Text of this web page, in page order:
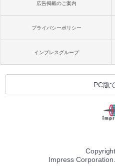
広告掲載のご案内
プライバシーポリシー
インプレスグループ
PC版
Impress